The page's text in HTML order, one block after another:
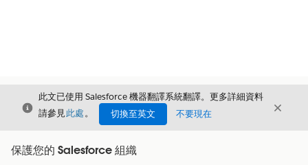
結束
此文已使用 Salesforce 機器翻譯系統翻譯。更多詳細資料
請參見此處。 切換至英文 不要現在 結束
保護您的 Salesforce 組織